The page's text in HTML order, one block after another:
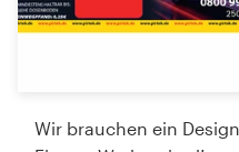
Wir brauchen ein